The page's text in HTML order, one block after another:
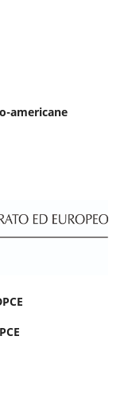
americane